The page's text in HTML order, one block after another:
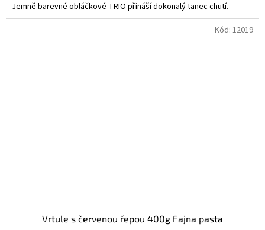
Jemně barevné obláčkové TRIO přináší dokonalý tanec chutí.
Vrtule s červenou řepou 400g Fajna pasta
Kód: 12019